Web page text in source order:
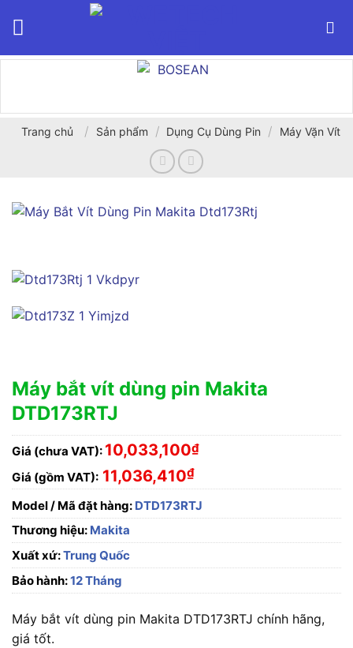
Trang chủ / Sản phẩm / Dụng Cụ Dùng Pin / Máy Vặn Vít
Máy bắt vít dùng pin Makita
DTD173RTJ
Giá (chưa VAT): 10,033,100₫
Giá (gồm VAT): 11,036,410₫
Model / Mã đặt hàng: DTD173RTJ
Thương hiệu: Makita
Xuất xứ:Trung Quốc
Bảo hành:12 Tháng
Máy bắt vít dùng pin Makita DTD173RTJ chính hãng,
giá tốt.